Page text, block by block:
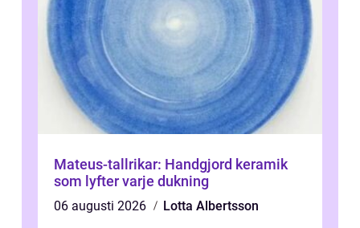
Mateus-tallrikar: Handgjord keramik
som lyfter varje dukning
06 augusti 2026
Lotta Albertsson